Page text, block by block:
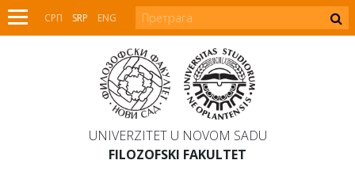
СРП SRP ENG
UNIVERZITET U NOVOM SADU
FILOZOFSKI FAKULTET